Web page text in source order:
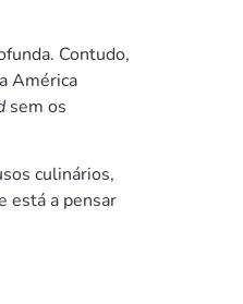
Contudo,
América
sem os
culinários,
está a pensar